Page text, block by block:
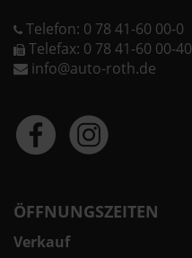
Telefon: 0 78 41-60 00-0
Telefax: 0 78 41-60 00-40
info@auto-roth.de
ÖFFNUNGSZEITEN
Verkauf